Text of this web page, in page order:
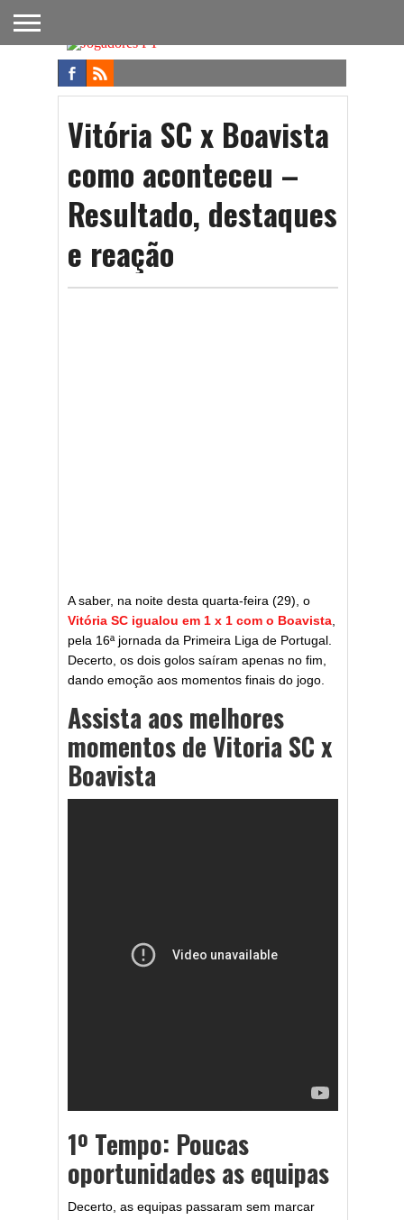
FUTEBOL
NACIONAL
FUTEBOL
INTERNACIONAL
NOTÍCIAS
ONDE
ASSISTIR
FUTEBOL
NA TV
APOSTAS
Vitória SC x Boavista
como aconteceu –
Resultado, destaques
e reação
A saber, na noite desta quarta-feira (29), o
Vitória SC igualou em 1 x 1 com o Boavista
pela 16ª jornada da Primeira Liga de Portugal.
Decerto, os dois golos saíram apenas no fim,
dando emoção aos momentos finais do jogo.
Assista aos melhores
momentos de Vitoria SC x
Boavista
1º Tempo: Poucas
oportunidades as equipas
Decerto, as equipas passaram sem marcar